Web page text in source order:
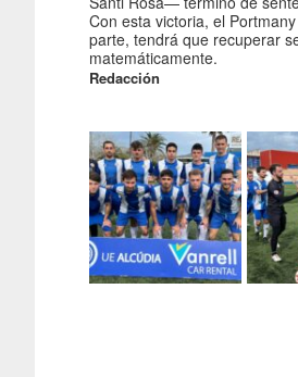
Con esta victoria, el
parte, tendrá que recuperar
matemáticamente.
Redacción